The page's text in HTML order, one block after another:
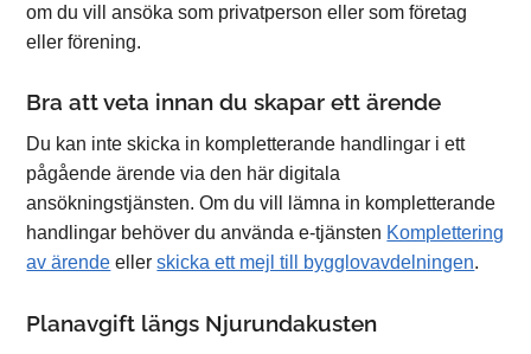
om du vill ansöka som privatperson eller som företag
eller förening.
Bra att veta innan du skapar ett ärende
Du kan inte skicka in kompletterande handlingar i ett
pågående ärende via den här digitala
ansökningstjänsten. Om du vill lämna in kompletterande
handlingar behöver du använda e-tjänsten Komplettering
av ärende ellerskicka ett mejl till bygglovavdelningen.
Planavgift längs Njurundakusten